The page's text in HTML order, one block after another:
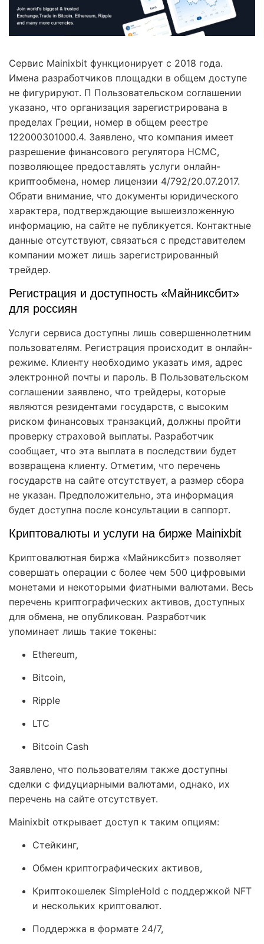
Сервис Mainixbit функционирует с 2018 года.
Имена разработчиков площадки в общем доступе
не фигурируют. П Пользовательском соглашении
указано, что организация зарегистрирована в
пределах Греции, номер в общем реестре
122000301000.4. Заявлено, что компания имеет
разрешение финансового регулятора HCMC,
позволяющее предоставлять услуги онлайн-
криптообмена, номер лицензии 4/792/20.07.2017.
Обрати внимание, что документы юридического
характера, подтверждающие вышеизложенную
информацию, на сайте не публикуется. Контактные
данные отсутствуют, связаться с представителем
компании может лишь зарегистрированный
трейдер.
Регистрация и доступность «Майниксбит»
для россиян
Услуги сервиса доступны лишь совершеннолетним
пользователям. Регистрация происходит в онлайн-
режиме. Клиенту необходимо указать имя, адрес
электронной почты и пароль. В Пользовательском
соглашении заявлено, что трейдеры, которые
являются резидентами государств, с высоким
риском финансовых транзакций, должны пройти
проверку страховой выплаты. Разработчик
сообщает, что эта выплата в последствии будет
возвращена клиенту. Отметим, что перечень
государств на сайте отсутствует, а размер сбора
не указан. Предположительно, эта информация
будет доступна после консультации в саппорт.
Криптовалюты и услуги на бирже Mainixbit
Криптовалютная биржа «Майниксбит» позволяет
совершать операции с более чем 500 цифровыми
монетами и некоторыми фиатными валютами. Весь
перечень криптографических активов, доступных
для обмена, не опубликован. Разработчик
упоминает лишь такие токены:
Ethereum,
Bitcoin,
Ripple
LTC
Bitcoin Cash
Заявлено, что пользователям также доступны
сделки с фидуциарными валютами, однако, их
перечень на сайте отсутствует.
Mainixbit открывает доступ к таким опциям:
Стейкинг,
Обмен криптографических активов,
Криптокошелек SimpleHold с поддержкой NFT
и нескольких криптовалют.
Поддержка в формате 24/7,